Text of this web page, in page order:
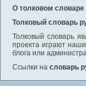
О толковом словаре
Толковый словарь
Толковый словарь
проекта играют
блога или
Ссылки на словарь